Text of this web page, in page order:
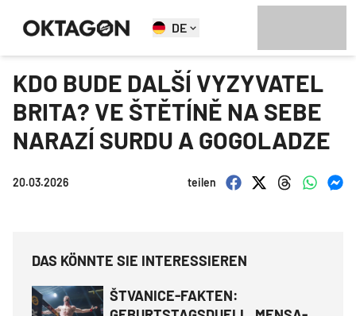
DE
KDO BUDE DALŠÍ VYZYVATEL
BRITA? VE ŠTĚTÍNĚ NA SEBE
NARAZÍ SURDU A GOGOLADZE
20.03.2026 teilen
DAS KÖNNTE SIE INTERESSIEREN
ŠTVANICE-FAKTEN: